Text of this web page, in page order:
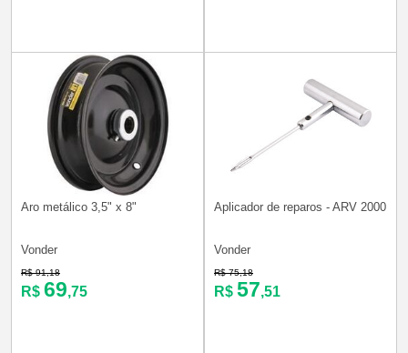
Aro metálico 3,5" x 8"
Vonder
R$ 91,18
R$ 69,75
Aplicador de reparos - ARV 2000
Vonder
R$ 75,18
R$ 57,51